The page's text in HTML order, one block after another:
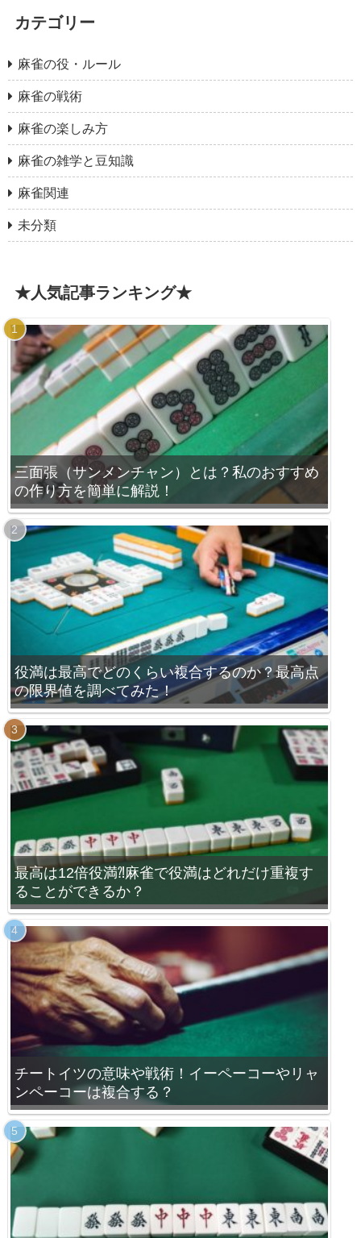
カテゴリー
麻雀の役・ルール
麻雀の戦術
麻雀の楽しみ方
麻雀の雑学と豆知識
麻雀関連
未分類
★人気記事ランキング★
三面張（サンメンチャン）とは？私のおすすめ
の作り方を簡単に解説！
役満は最高でどのくらい複合するのか？最高点
の限界値を調べてみた！
最高は12倍役満⁈麻雀で役満はどれだけ重複す
ることができるか？
チートイツの意味や戦術！イーペーコーやリャ
ンペーコーは複合する？